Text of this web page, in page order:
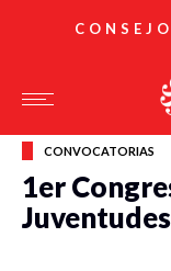
CONVOCATORIAS
1er
Juventudes